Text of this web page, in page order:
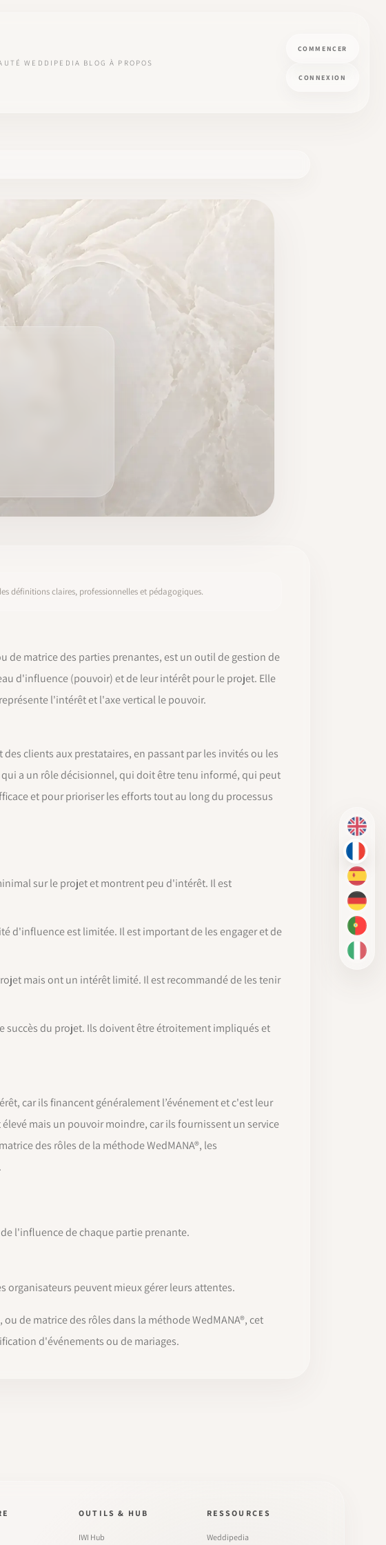
WEDDIPEDIA BLOG À PROPOS
COMMENCER
CONNEXION
EN
FR
ES
DE
PT-BR
IT
définitions claires, professionnelles et pédagogiques.
de matrice des parties prenantes, est un outil de gestion de
d'influence (pouvoir) et de leur intérêt pour le projet. Elle
l'intérêt et l'axe vertical le pouvoir.
clients aux prestataires, en passant par les invités ou les
a un rôle décisionnel, qui doit être tenu informé, qui peut
et pour prioriser les efforts tout au long du processus
sur le projet et montrent peu d'intérêt. Il est
d'influence est limitée. Il est important de les engager et de
mais ont un intérêt limité. Il est recommandé de les tenir
succès du projet. Ils doivent être étroitement impliqués et
car ils financent généralement l’événement et c'est leur
mais un pouvoir moindre, car ils fournissent un service
des rôles de la méthode WedMANA®, les
l'influence de chaque partie prenante.
organisateurs peuvent mieux gérer leurs attentes.
de matrice des rôles dans la méthode WedMANA®, cet
d'événements ou de mariages.
OUTILS & HUB
IWI Hub
RESSOURCES
Weddipedia